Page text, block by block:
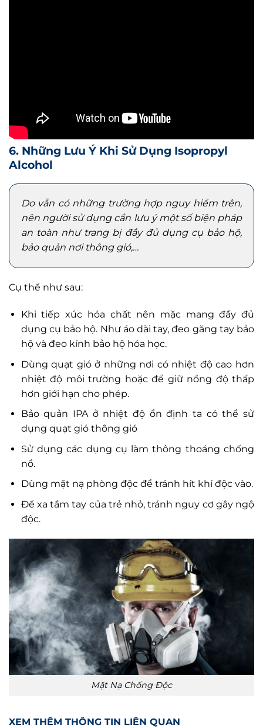
6. Những Lưu Ý Khi Sử Dụng Isopropyl
Alcohol
Do vẫn có những trường hợp nguy hiểm trên,
nên người sử dụng cần lưu ý một số biện pháp
an toàn như trang bị đầy đủ dụng cụ bảo hộ,
bảo quản nơi thông gió,…
Cụ thể như sau:
Khi tiếp xúc hóa chất nên mặc mang đầy đủ
dụng cụ bảo hộ. Như áo dài tay, đeo găng tay bảo
hộ và đeo kính bảo hộ hóa học.
Dùng quạt gió ở những nơi có nhiệt độ cao hơn
nhiệt độ môi trường hoặc để giữ nồng độ thấp
hơn giới hạn cho phép.
Bảo quản IPA ở nhiệt độ ổn định ta có thể sử
dụng quạt gió thông gió
Sử dụng các dụng cụ làm thông thoáng chống
nổ.
Dùng mặt nạ phòng độc để tránh hít khí độc vào.
Để xa tầm tay của trẻ nhỏ, tránh nguy cơ gây ngộ
độc.
Mặt Nạ Chống Độc
XEM THÊM THÔNG TIN LIÊN QUAN